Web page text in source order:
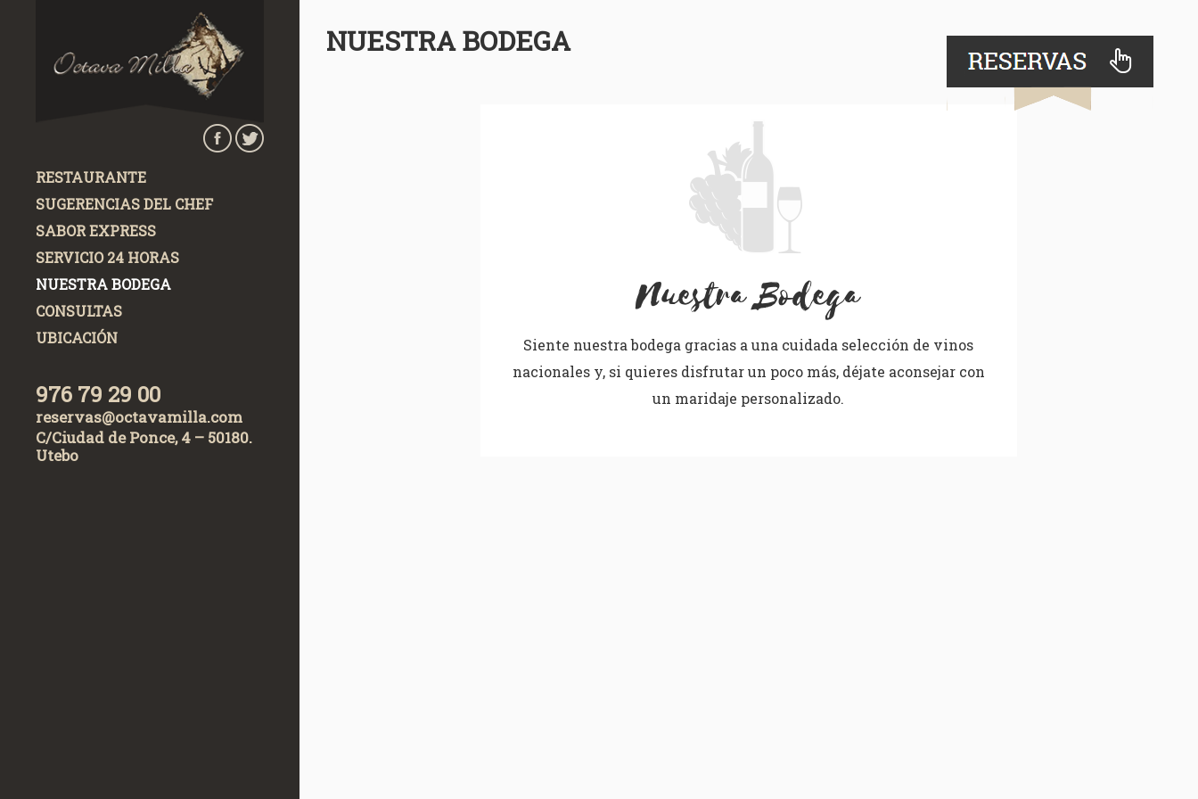
Pasar al contenido principal
RESTAURANTE
SUGERENCIAS DEL CHEF
SABOR EXPRESS
SERVICIO 24 HORAS
NUESTRA BODEGA
CONSULTAS
UBICACIÓN
976 79 29 00
reservas@octavamilla.com
C/Ciudad de Ponce, 4 – 50180.
Utebo
NUESTRA BODEGA
Nuestra Bodega
Siente nuestra bodega gracias a una cuidada selección de vinos
nacionales y, si quieres disfrutar un poco más, déjate aconsejar con
un maridaje personalizado.